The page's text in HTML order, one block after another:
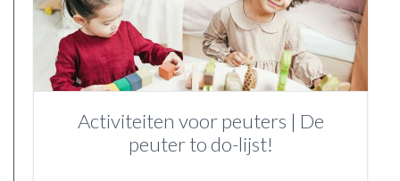
Activiteiten voor peuters | De
peuter to do-lijst!